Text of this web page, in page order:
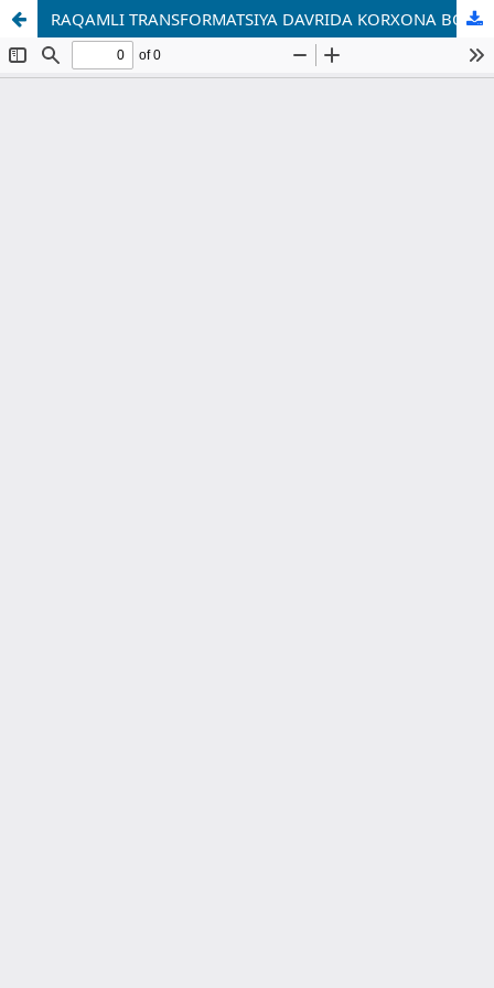
RAQAMLI TRANSFORMATSIYA DAVRIDA KORXONA BOSHQARUVINING TASHKILIY-IQTISODIY SAMARADORLIGINI OSHIRISH YO‘LLARI